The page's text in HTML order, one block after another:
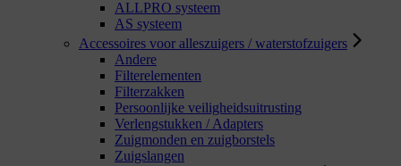
ALLPRO systeem
AS systeem
Accessoires voor alleszuigers / waterstofzuigers
Andere
Filterelementen
Filterzakken
Persoonlijke veiligheidsuitrusting
Verlengstukken / Adapters
Zuigmonden en zuigborstels
Zuigslangen